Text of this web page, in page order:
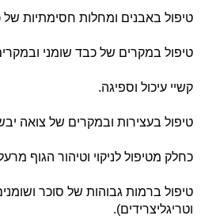
טיפול באבנים ומחלות חסימתיות
טיפול במקרים של כבד שומני
קשיי עיכול וספיגה.
טיפול בעצירות ובמקרים של צואה
כחלק מטיפול לניקוי וטיהור הגוף
טיפול ברמות גבוהות של סוכר
וטריגליצרידים).